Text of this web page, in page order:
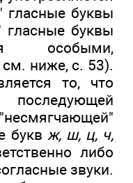
гласные буквы
буквы
особыми,
ниже, с. 53).
то, что
букв ж, ш, ц, ч,
либо
звуки.